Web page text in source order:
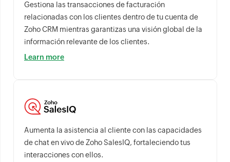
Gestiona las transacciones de facturación
relacionadas con los clientes dentro de tu cuenta de
Zoho CRM mientras garantizas una visión global de la
información relevante de los clientes.
Learn more
Aumenta la asistencia al cliente con las capacidades
de chat en vivo de Zoho SalesIQ, fortaleciendo tus
interacciones con ellos.